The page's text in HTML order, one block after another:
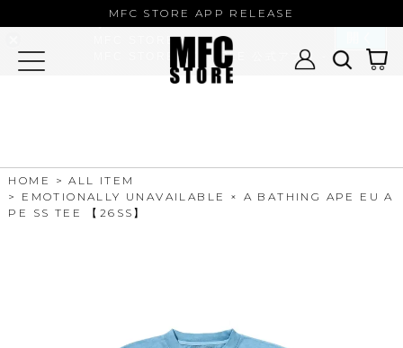
MFC STORE APP RELEASE
HOME
ALL ITEM
EMOTIONALLY UNAVAILABLE × A BATHING APE EU A
PE SS TEE 【26SS】
MFC STORE
MFC STORE/EXAMPLE 公式アプリ -
Google Play